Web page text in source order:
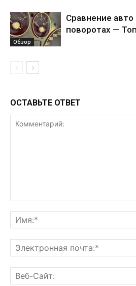
Обзор
Сравнение авто
поворотах —
ОСТАВЬТЕ ОТВЕТ